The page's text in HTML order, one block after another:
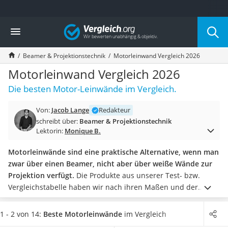
Die beliebtesten Vergleiche nach Kategorie
Elektronik
Powerstation
Monitor 32 Zoll 4K
Fernseher
Drucker
Desktop-PC
Diascanner
Laser-Multifunktionsdrucker
Powerstation mit Solarpanel
Gaming-PC
Soundbar
17-Zoll-Laptop
Satellitenschüssel
Gaming-Headset
Vergleich
Beamer & Projektionstechnik Motorleinwand Vergleich 2026
Motorleinwand Vergleich 2026
Die besten Motor-Leinwände im Vergleich.
Von: Jacob Lange
Redakteur
schreibt über: Beamer & Projektionstechnik
Lektorin: Monique B.
Motorleinwände sind eine praktische Alternative, wenn man
zwar über einen Beamer, nicht aber über weiße Wände zur
Projektion verfügt. Die Produkte aus unserer Test- bzw.
Vergleichstabelle haben wir nach ihren Maßen und der
maximalen Bilddiagonale hin verglichen. Wichtig ist aber
auch das Bildformat: 16:9 ist mittlerweile zum Film-Standard
1 - 2 von 14: Beste Motorleinwände im Vergleich